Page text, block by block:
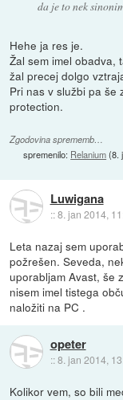
da je to nek
Hehe ja res je.
Žal sem imel obadva,
žal precej dolgo
Pri nas v službi pa še
protection.
Zgodovina sprememb…
spremenilo: Relanium(8.
Luwigana
::8. jan 2014,
Leta nazaj sem
požrešen. Seveda,
uporabljam Avast, še
nisem imel tistega
naložiti na PC .
opeter
::8. jan 2014,
Kolikor vem, so bili